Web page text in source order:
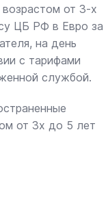
от 3-х
ЦБ РФ в Евро за
на день
с тарифами
службой.
от 3х до 5 лет